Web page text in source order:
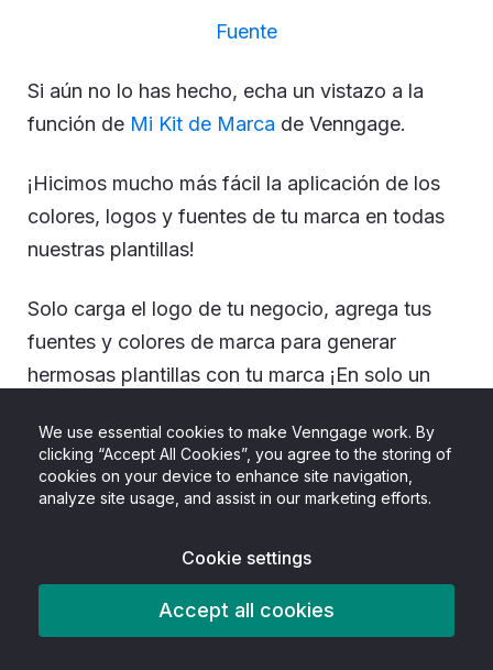
We use essential cookies to make Venngage work. By
clicking “Accept All Cookies”, you agree to the storing of
cookies on your device to enhance site navigation,
analyze site usage, and assist in our marketing efforts.
Cookie settings
Accept all cookies
Fuente
Si aún no lo has hecho, echa un vistazo a la
función de Mi Kit de Marca de Venngage.
¡Hicimos mucho más fácil la aplicación de los
colores, logos y fuentes de tu marca en todas
nuestras plantillas!
Solo carga el logo de tu negocio, agrega tus
fuentes y colores de marca para generar
hermosas plantillas con tu marca ¡En solo un